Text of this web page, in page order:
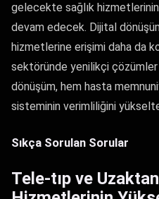
gelecekte sağlık
devam edecek. Dijital
hizmetlerine erişimi daha da
sektöründe yenilikçi çözümler
dönüşüm, hem hasta
sisteminin verimliliğini
Sıkça Sorulan Sorular
Tele-tıp ve